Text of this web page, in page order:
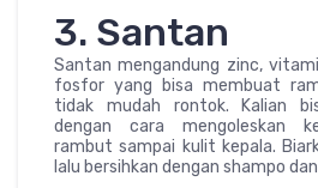
3. Santan
Santan mengandung zinc,
fosfor yang bisa membuat
tidak mudah rontok. Kalian
dengan cara mengoleskan
rambut sampai kulit kepala.
lalu bersihkan dengan shampo